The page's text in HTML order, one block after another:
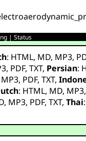
|Status
: HTML, MD, MP3,
, PDF,TXT, Persian:
MP3, PDF,TXT,
: HTML, MD, MP3,
, MP3, PDF,TXT,Thai: